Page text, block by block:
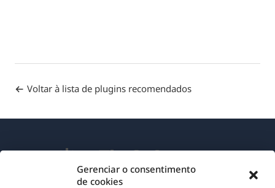
Gerenciar o consentimento
de cookies
Voltar à lista de plugins recomendados